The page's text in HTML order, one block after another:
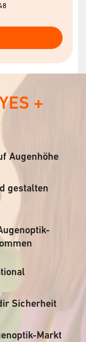
+
Augenhöhe
gestalten
Sicherheit
Markt